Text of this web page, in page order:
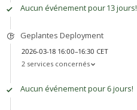
Aucun événement pour 13 jours!
Geplantes Deployment
2026-03-18 16:00–16:30 CET
2 services concernés
Aucun événement pour 6 jours!